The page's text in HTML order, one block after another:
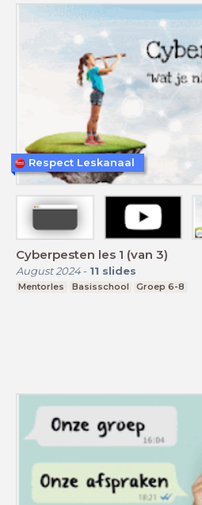
Cyberpesten les 1 (van 3)
August 2024- 11 slides
Mentorles Basisschool Groep 6-8
Respect Leskanaal